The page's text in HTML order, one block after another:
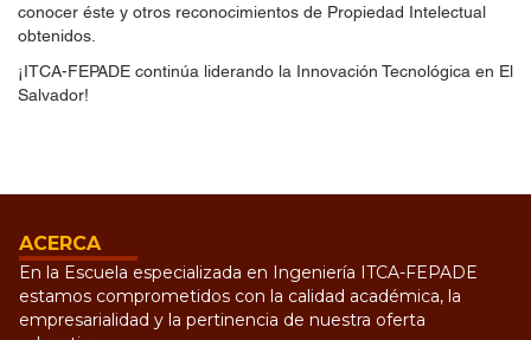
conocer éste y otros reconocimientos de Propiedad Intelectual
obtenidos.
¡ITCA-FEPADE continúa liderando la Innovación Tecnológica en El
Salvador!
ACERCA
En la Escuela especializada en Ingeniería ITCA-FEPADE
estamos comprometidos con la calidad académica, la
empresarialidad y la pertinencia de nuestra oferta